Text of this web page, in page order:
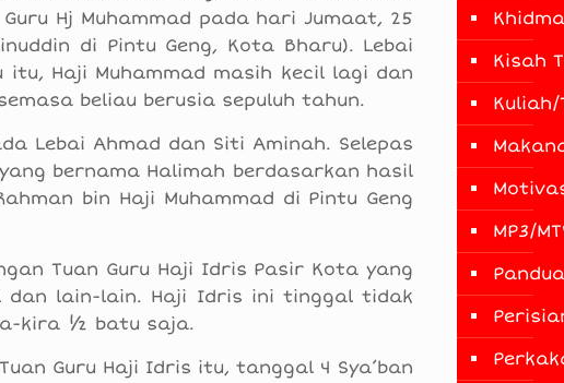
Hj Muhammad pada hari Jumaat, 25
di Pintu Geng, Kota Bharu). Lebai
Haji Muhammad masih kecil lagi dan
beliau berusia sepuluh tahun.
Lebai Ahmad dan Siti Aminah. Selepas
bernama Halimah berdasarkan hasil
bin Haji Muhammad di Pintu Geng
Tuan Guru Haji Idris Pasir Kota yang
dan lain-lain. Haji Idris ini tinggal tidak
kira ½ batu saja.
Guru Haji Idris itu, tanggal 4 Sya’ban
Kisah
MP3/